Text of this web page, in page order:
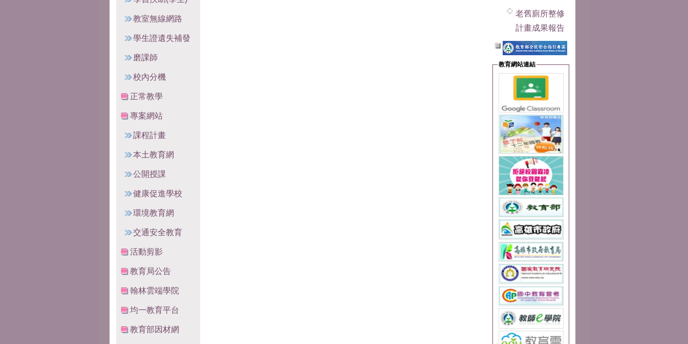
教室無線網路
學生證遺失補發
磨課師
校內分機
正常教學
專案網站
課程計畫
本土教育網
公開授課
健康促進學校
環境教育網
交通安全教育
活動剪影
教育局公告
翰林雲端學院
均一教育平台
教育部因材網
老舊廁所整修
計畫成果報告
教育網站連結